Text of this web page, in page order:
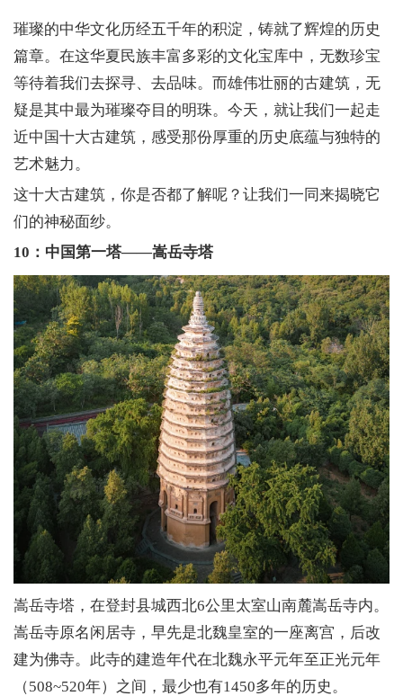
璀璨的中华文化历经五千年的积淀，铸就了辉煌的历史
篇章。在这华夏民族丰富多彩的文化宝库中，无数珍宝
等待着我们去探寻、去品味。而雄伟壮丽的古建筑，无
疑是其中最为璀璨夺目的明珠。今天，就让我们一起走
近中国十大古建筑，感受那份厚重的历史底蕴与独特的
艺术魅力。
这十大古建筑，你是否都了解呢？让我们一同来揭晓它
们的神秘面纱。
10：中国第一塔——嵩岳寺塔
嵩岳寺塔，在登封县城西北6公里太室山南麓嵩岳寺内。
嵩岳寺原名闲居寺，早先是北魏皇室的一座离宫，后改
建为佛寺。此寺的建造年代在北魏永平元年至正光元年
（508~520年）之间，最少也有1450多年的历史。